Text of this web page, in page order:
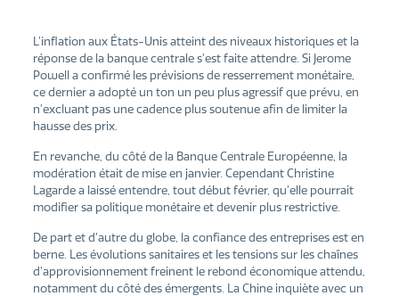
L’inflation aux États-Unis atteint des niveaux historiques et la
réponse de la banque centrale s’est faite attendre. Si Jerome
Powell a confirmé les prévisions de resserrement monétaire,
ce dernier a adopté un ton un peu plus agressif que prévu, en
n’excluant pas une cadence plus soutenue afin de limiter la
hausse des prix.
En revanche, du côté de la Banque Centrale Européenne, la
modération était de mise en janvier. Cependant Christine
Lagarde a laissé entendre, tout début février, qu’elle pourrait
modifier sa politique monétaire et devenir plus restrictive.
De part et d’autre du globe, la confiance des entreprises est en
berne. Les évolutions sanitaires et les tensions sur les chaînes
d’approvisionnement freinent le rebond économique attendu,
notamment du côté des émergents. La Chine inquiète avec un